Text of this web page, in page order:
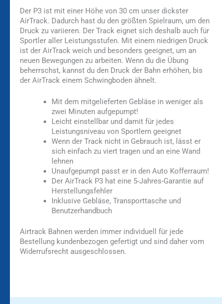
Der P3 ist mit einer Höhe von 30 cm unser dickster
AirTrack. Dadurch hast du den größten Spielraum, um den
Druck zu variieren. Der Track eignet sich deshalb auch für
Sportler aller Leistungsstufen. Mit einem niedrigen Druck
ist der AirTrack weich und besonders geeignet, um an
neuen Bewegungen zu arbeiten. Wenn du die Übung
beherrschst, kannst du den Druck der Bahn erhöhen, bis
der AirTrack einem Schwingboden ähnelt.
Mit dem mitgelieferten Gebläse in weniger als
zwei Minuten aufgepumpt!
Leicht einstellbar und damit für jedes
Leistungsniveau von Sportlern geeignet
Wenn der Track nicht in Gebrauch ist, lässt er
sich einfach zu viert tragen und an eine Wand
lehnen
Unaufgepumpt passt er in den Auto Kofferraum!
Der AirTrack P3 hat eine 5-Jahres-Garantie auf
Herstellungsfehler
Inklusive Gebläse, Transporttasche und
Benutzerhandbuch
Airtrack Bahnen werden immer individuell für jede
Bestellung kundenbezogen gefertigt und sind daher vom
Widerrufsrecht ausgeschlossen.